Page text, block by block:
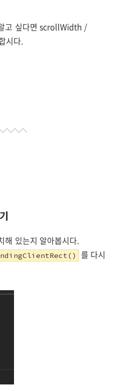
고 싶다면 scrollWidth /
시다.
해 있는지 알아봅시다.
를 다시